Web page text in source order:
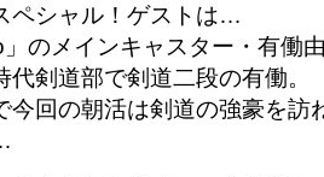
ペシャル！ゲストは…
」のメインキャスター・有働
代剣道部で剣道二段の有働。
今回の朝活は剣道の強豪を訪